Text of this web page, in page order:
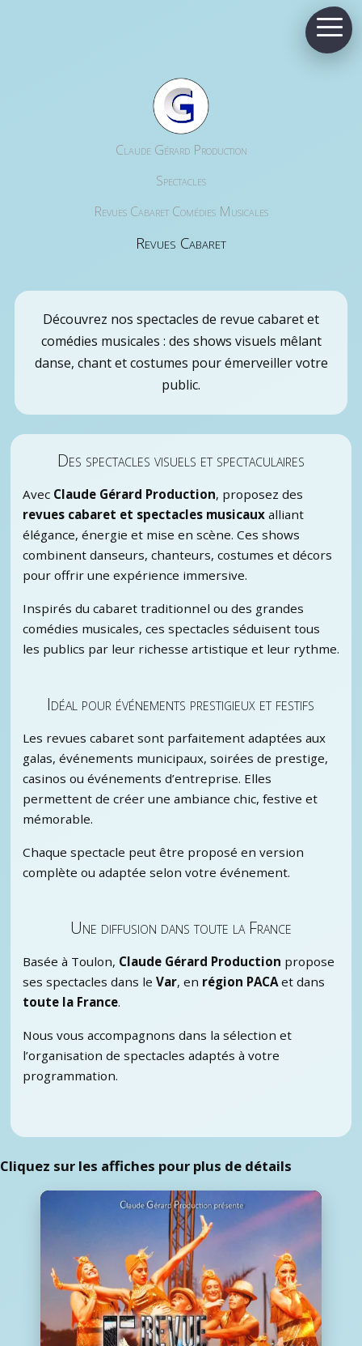
Claude Gérard Production
Spectacles
Revues Cabaret Comédies Musicales
Revues Cabaret
Découvrez nos spectacles de revue cabaret et
comédies musicales : des shows visuels mêlant
danse, chant et costumes pour émerveiller votre
public.
Des spectacles visuels et spectaculaires
Avec Claude Gérard Production, proposez des
revues cabaret et spectacles musicauxalliant
élégance, énergie et mise en scène. Ces shows
combinent danseurs, chanteurs, costumes et décors
pour offrir une expérience immersive.
Inspirés du cabaret traditionnel ou des grandes
comédies musicales, ces spectacles séduisent tous
les publics par leur richesse artistique et leur rythme.
Idéal pour événements prestigieux et festifs
Les revues cabaret sont parfaitement adaptées aux
galas, événements municipaux, soirées de prestige,
casinos ou événements d’entreprise. Elles
permettent de créer une ambiance chic, festive et
mémorable.
Chaque spectacle peut être proposé en version
complète ou adaptée selon votre événement.
Une diffusion dans toute la France
Basée à Toulon, Claude Gérard Production propose
ses spectacles dans le Var, en région PACAet dans
toute la France.
Nous vous accompagnons dans la sélection et
l’organisation de spectacles adaptés à votre
programmation.
Cliquez sur les affiches pour plus de détails